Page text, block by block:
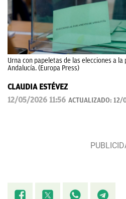
Urna con papeletas de las elecciones a la
Andalucía. (Europa Press)
CLAUDIA ESTÉVEZ
12/05/2026 11:56 ACTUALIZADO: 12/